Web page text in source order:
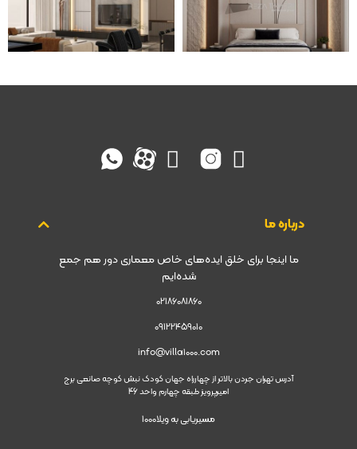
درباره ما
ما اینجا برای خلق ایده‌های خاص معماری دور هم جمع
شده‌ایم
02186081860
09122459010
info@villa1000.com
آدرس تهران جردن بالاتر از چهارراه جهان کودک نبش کوچه صانعی برج
امیرپرویز طبقه چهارم واحد 46
مسیریابی به ویلا1000